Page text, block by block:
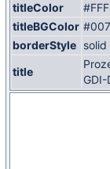
titleColor
titleBGColor
borderStyle solid
title
GDI-